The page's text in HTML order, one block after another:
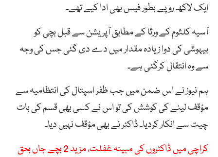
ایک لاکھ روپے بطور فیس بھی ادا کیے تھے۔
آسیہ کلثوم کے ورثا کے مطابق آپریشن سے قبل بچی کو
بیہوشی کی دوا زیادہ مقدار میں دے دی گئی جس کی وجہ
سے وہ انتقال کرگئی ہے۔
ہم نیوز نے اس ضمن میں جب ظفر اسپتال کی انتظامیہ سے
مؤقف لینے کی کوشش کی تو اس نے کسی بھی قسم کی بات
چیت سے انکار کردیا۔ ڈاکٹر نے بھی مؤقف نہیں دیا۔
کراچی میں ڈاکٹروں کی مبینہ غفلت، مزید 2 بچے جاں بحق